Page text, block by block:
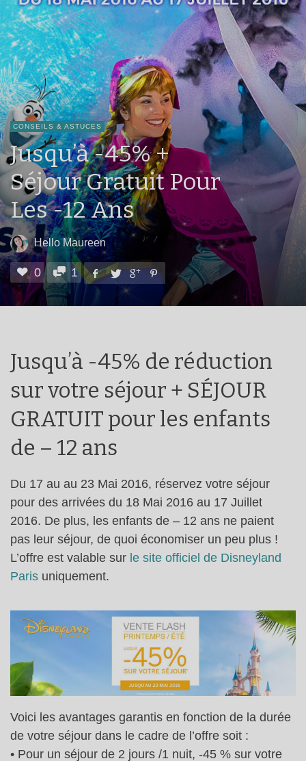
CONSEILS & ASTUCES
Jusqu’à -45% +
Séjour Gratuit Pour
Les -12 Ans
Hello Maureen
0 1
Jusqu’à -45% de réduction
sur votre séjour + SÉJOUR
GRATUIT pour les enfants
de – 12 ans
Du 17 au au 23 Mai 2016, réservez votre séjour
pour des arrivées du 18 Mai 2016 au 17 Juillet
2016. De plus, les enfants de – 12 ans ne paient
pas leur séjour, de quoi économiser un peu plus !
L’offre est valable sur le site officiel de Disneyland
Paris uniquement.
Voici les avantages garantis en fonction de la durée
de votre séjour dans le cadre de l’offre soit :
• Pour un séjour de 2 jours /1 nuit, -45 % sur votre